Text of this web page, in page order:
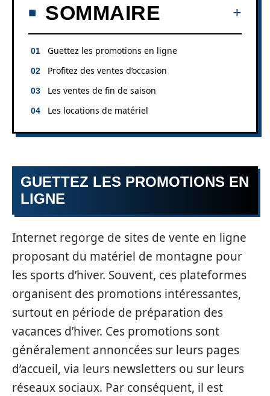
SOMMAIRE
Guettez les promotions en ligne
Profitez des ventes d’occasion
Les ventes de fin de saison
Les locations de matériel
GUETTEZ LES PROMOTIONS EN
LIGNE
Internet regorge de sites de vente en ligne
proposant du matériel de montagne pour
les sports d’hiver. Souvent, ces plateformes
organisent des promotions intéressantes,
surtout en période de préparation des
vacances d’hiver. Ces promotions sont
généralement annoncées sur leurs pages
d’accueil, via leurs newsletters ou sur leurs
réseaux sociaux. Par conséquent, il est